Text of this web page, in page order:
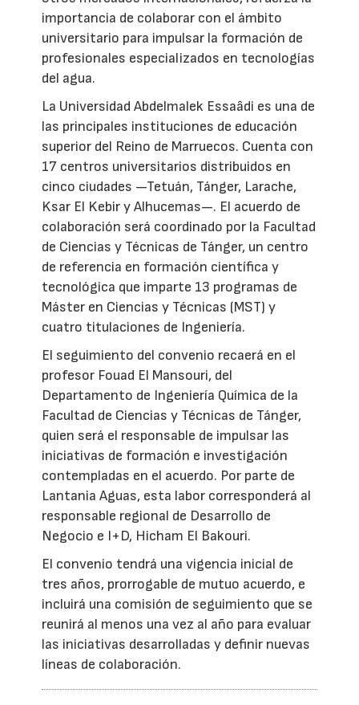
importancia de colaborar con el ámbito
universitario para impulsar la formación de
profesionales especializados en tecnologías
del agua.
La Universidad Abdelmalek Essaâdi es una de
las principales instituciones de educación
superior del Reino de Marruecos. Cuenta con
17 centros universitarios distribuidos en
cinco ciudades —Tetuán, Tánger, Larache,
Ksar El Kebir y Alhucemas—. El acuerdo de
colaboración será coordinado por la Facultad
de Ciencias y Técnicas de Tánger, un centro
de referencia en formación científica y
tecnológica que imparte 13 programas de
Máster en Ciencias y Técnicas (MST) y
cuatro titulaciones de Ingeniería.
El seguimiento del convenio recaerá en el
profesor Fouad El Mansouri, del
Departamento de Ingeniería Química de la
Facultad de Ciencias y Técnicas de Tánger,
quien será el responsable de impulsar las
iniciativas de formación e investigación
contempladas en el acuerdo. Por parte de
Lantania Aguas, esta labor corresponderá al
responsable regional de Desarrollo de
Negocio e I+D, Hicham El Bakouri.
El convenio tendrá una vigencia inicial de
tres años, prorrogable de mutuo acuerdo, e
incluirá una comisión de seguimiento que se
reunirá al menos una vez al año para evaluar
las iniciativas desarrolladas y definir nuevas
líneas de colaboración.